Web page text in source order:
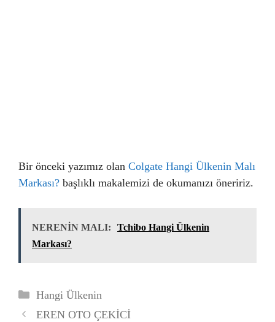
Bir önceki yazımız olan Colgate Hangi Ülkenin Malı
Markası? başlıklı makalemizi de okumanızı öneririz.
NERENİN MALI:
Tchibo Hangi Ülkenin
Markası?
Kategoriler
Hangi Ülkenin
EREN OTO ÇEKİCİ